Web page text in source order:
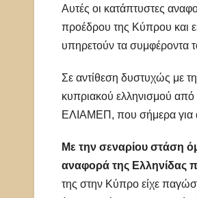
Αυτές οι κατάπτυστες
προέδρου της Κύπρου και
υπηρετούν τα συμφέροντα
Σε αντίθεση δυστυχώς με
κυπριακού ελληνισμού από
ΕΛΙΑΜΕΠ, που σήμερα για
Με την σεναρίου στάση
αναφορά της Ελληνίδας
της στην Κύπρο είχε